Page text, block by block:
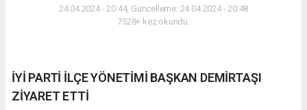
24.04.2024 - 20:44, Güncelleme: 24.04.2024 - 20:48
7528+ kez okundu.
İYİ PARTİ İLÇE YÖNETİMİ BAŞKAN DEMİRTAŞI
ZİYARET ETTİ